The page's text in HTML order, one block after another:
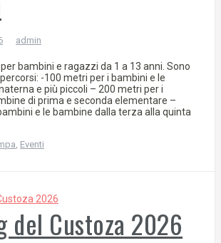
admin
bambini e ragazzi da 1 a 13 anni. Sono
-100 metri per i bambini e le
e più piccoli – 200 metri per i
di prima e seconda elementare –
e le bambine dalla terza alla quinta
, Eventi
del Custoza 2026